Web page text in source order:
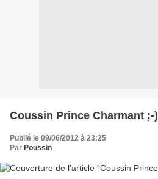
Coussin Prince Charmant ;-)
Publié le 09/06/2012 à 23:25
Par Poussin